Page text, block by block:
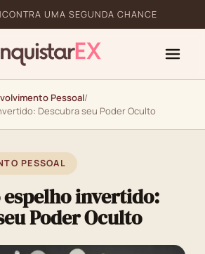
UMA SEGUNDA CHANCE
Pessoal/
Descubra seu Poder Oculto
PESSOAL
invertido:
Poder Oculto